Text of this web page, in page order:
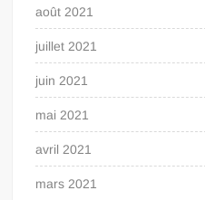
août 2021
juillet 2021
juin 2021
mai 2021
avril 2021
mars 2021